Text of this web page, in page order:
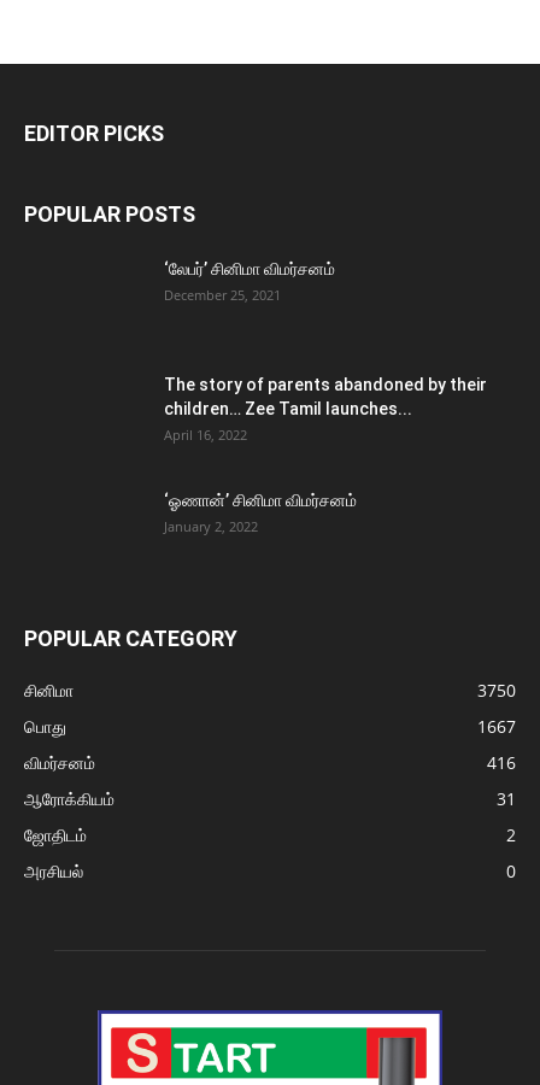
EDITOR PICKS
POPULAR POSTS
‘லேபர்’ சினிமா விமர்சனம்
December 25, 2021
The story of parents abandoned by their
children… Zee Tamil launches...
April 16, 2022
‘ஓணான்’ சினிமா விமர்சனம்
January 2, 2022
POPULAR CATEGORY
சினிமா
3750
பொது
1667
விமர்சனம்
416
ஆரோக்கியம்
31
ஜோதிடம்
2
அரசியல்
0